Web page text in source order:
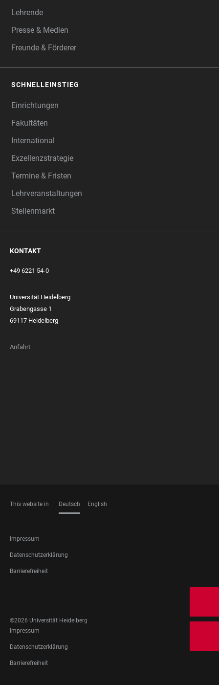
Lehrende
Presse & Medien
Freunde & Förderer
SCHNELLEINSTIEG
Einrichtungen
Fakultäten
International
Exzellenzstrategie
Termine & Fristen
Lehrveranstaltungen
Stellenmarkt
KONTAKT
+49 6221 54-0
Universität Heidelberg
Grabengasse 1
69117 Heidelberg
Anfahrt
This website in Deutsch English
FOOTER
LEGAL
Impressum
Datenschutzerklärung
Barrierefreiheit
MEDIA
©2026 Universität Heidelberg
FOOTER
LEGAL
Impressum
Datenschutzerklärung
Barrierefreiheit